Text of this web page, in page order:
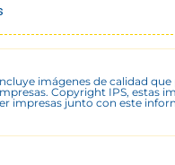
imágenes de calidad que
Copyright IPS, estas
impresas junto con este